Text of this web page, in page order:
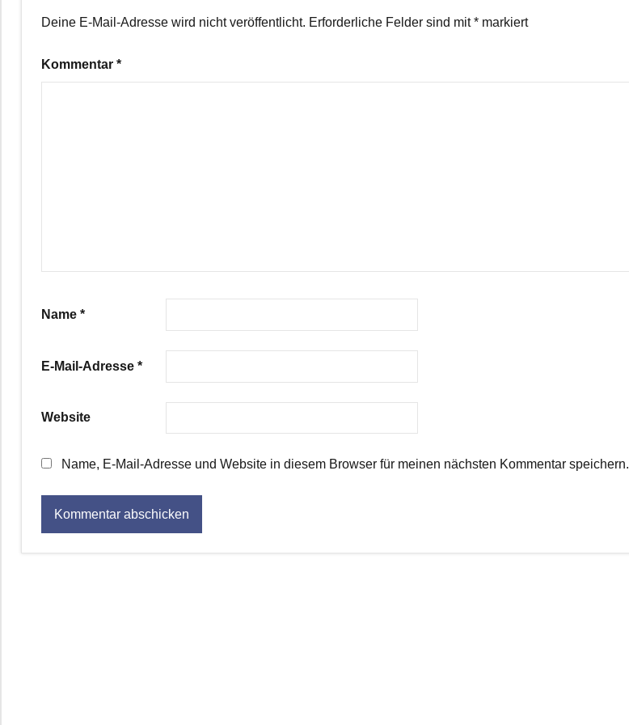
Deine E-Mail-Adresse wird nicht veröffentlicht. Erforderliche Felder sind mit* markiert
Kommentar *
Name *
E-Mail-Adresse *
Website
Name, E-Mail-Adresse und Website in diesem Browser für meinen nächsten Kommentar speichern.